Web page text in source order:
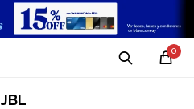
0
JBL